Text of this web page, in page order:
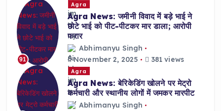
91
Agra
Agra News: जमीनी विवाद में बड़े भाई ने
छोटे भाई को पीट-पीटकर मार डाला; आरोपी
फरार
Abhimanyu Singh
November 2, 2025
381 views
Agra
Agra News: बेरिकेडिंग खोलने पर मेट्रो
कर्मचारी और स्थानीय लोगों में जमकर मारपीट
Abhimanyu Singh